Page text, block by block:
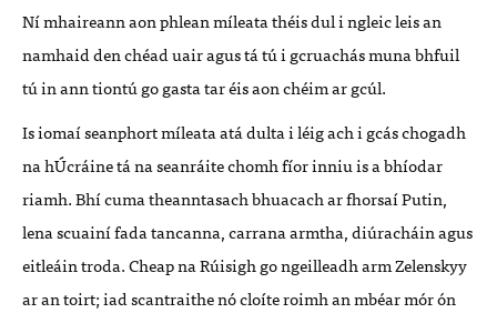
Ní mhaireann aon phlean míleata théis dul i ngleic leis an
namhaid den chéad uair agus tá tú i gcruachás muna bhfuil
tú in ann tiontú go gasta tar éis aon chéim ar gcúl.
Is iomaí seanphort míleata atá dulta i léig ach i gcás chogadh
na hÚcráine tá na seanráite chomh fíor inniu is a bhíodar
riamh. Bhí cuma theanntasach bhuacach ar fhorsaí Putin,
lena scuainí fada tancanna, carrana armtha, diúracháin agus
eitleáin troda. Cheap na Rúisigh go ngeilleadh arm Zelenskyy
ar an toirt; iad scantraithe nó cloíte roimh an mbéar mór ón